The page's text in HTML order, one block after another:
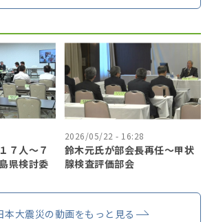
７人〜７
県検討委
2026/05/22 - 16:28
鈴木元氏が部会長再任〜甲状
腺検査評価部会
本大震災の動画をもっと見る